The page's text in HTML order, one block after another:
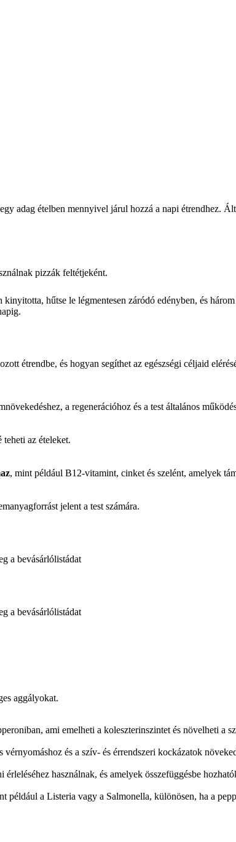
adag ételben mennyivel járul hozzá a napi étrendhez.
pizzák feltétjeként.
hűtse le légmentesen záródó edényben, és
étrendbe, és hogyan segíthet az egészségi céljaid
a regenerációhoz és a test általános
teheti az ételeket.
, mint például B12-vitamint, cinket és szelént, amelyek
jelent a test számára.
a bevásárlólistádat
a bevásárlólistádat
aggályokat.
ami emelheti a koleszterinszintet és növelheti a
vérnyomáshoz és a szív- és érrendszeri kockázatok
érleléséhez használnak, és amelyek összefüggésbe
például a Listeria vagy a Salmonella, különösen, ha a